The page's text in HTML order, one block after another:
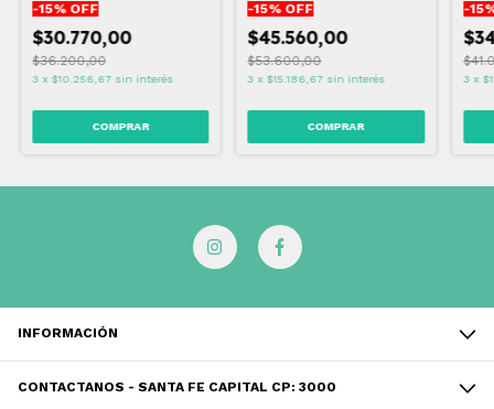
-15% OFF
$30.770,00
$36.200,00
3 x $10.256,67 sin interés
-15% OFF
$45.560,00
$53.600,00
3 x $15.186,67 sin interés
-15
3 x
INFORMACIÓN
CONTACTANOS - SANTA FE CAPITAL CP: 3000